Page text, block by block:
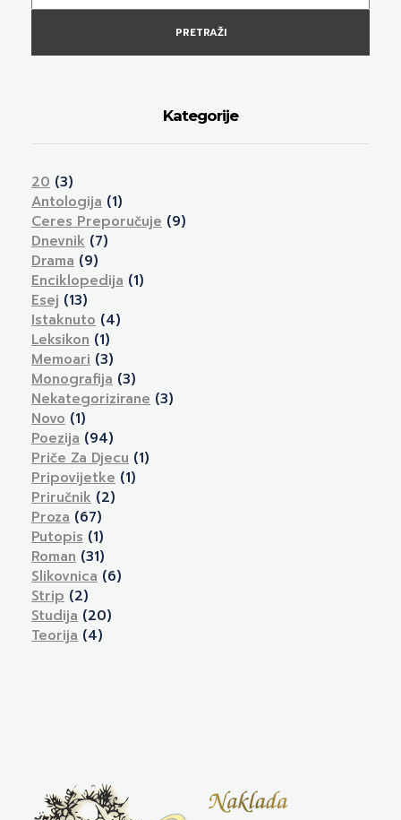
PRETRAŽI
Kategorije
20 (3)
Antologija (1)
Ceres Preporučuje (9)
Dnevnik (7)
Drama (9)
Enciklopedija (1)
Esej (13)
Istaknuto (4)
Leksikon (1)
Memoari (3)
Monografija (3)
Nekategorizirane (3)
Novo (1)
Poezija (94)
Priče Za Djecu (1)
Pripovijetke (1)
Priručnik (2)
Proza (67)
Putopis (1)
Roman (31)
Slikovnica (6)
Strip (2)
Studija (20)
Teorija (4)